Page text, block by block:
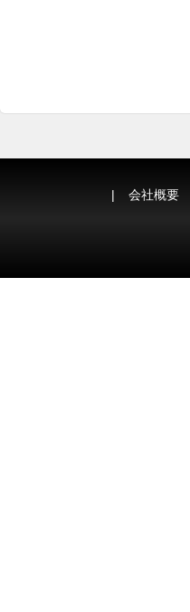
会社概要